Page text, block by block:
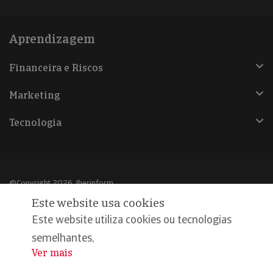
Aprendizagem
Financeira e Riscos
Marketing
Tecnologia
@Copyright 2026, Iberinform
Política de cookies
Declaração de privacidade
Este website usa cookies
Este website utiliza cookies ou tecnologias
semelhantes,
...
Ver mais